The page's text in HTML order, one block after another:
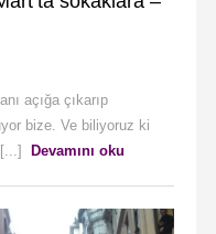
açığa çıkarıp
bize. Ve biliyoruz ki
Devamını oku